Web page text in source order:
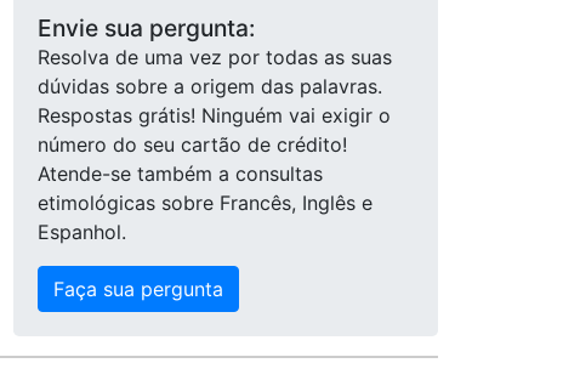
Envie sua pergunta:
Resolva de uma vez por todas as suas
dúvidas sobre a origem das palavras.
Respostas grátis! Ninguém vai exigir o
número do seu cartão de crédito!
Atende-se também a consultas
etimológicas sobre Francês, Inglês e
Espanhol.
Faça sua pergunta